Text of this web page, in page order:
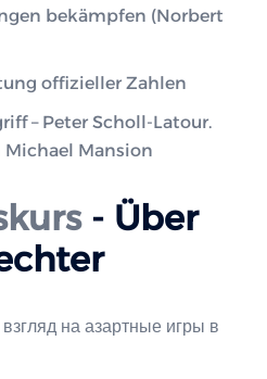
bekämpfen (Norbert
offizieller Zahlen
– Peter Scholl-Latour.
Mansion
- Über
на азартные игры в